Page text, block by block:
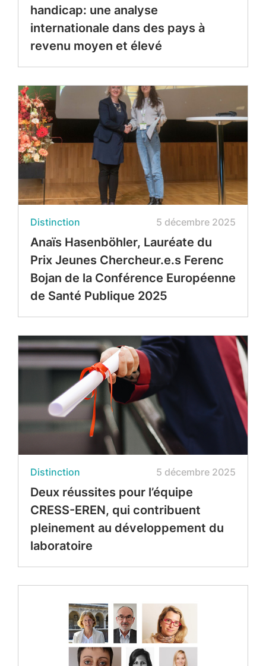
handicap: une analyse
internationale dans des pays à
revenu moyen et élevé
Distinction 5 décembre 2025
Anaïs Hasenböhler, Lauréate du
Prix Jeunes Chercheur.e.s Ferenc
Bojan de la Conférence Européenne
de Santé Publique 2025
Distinction 5 décembre 2025
Deux réussites pour l’équipe
CRESS-EREN, qui contribuent
pleinement au développement du
laboratoire